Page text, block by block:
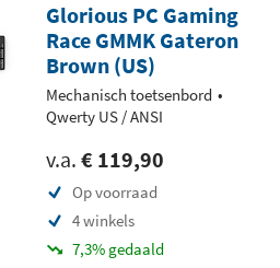
Glorious PC Gaming
Race GMMK Gateron
Brown (US)
Mechanisch toetsenbord
Qwerty US / ANSI
v.a. € 119,90
Op voorraad
4 winkels
7,3% gedaald